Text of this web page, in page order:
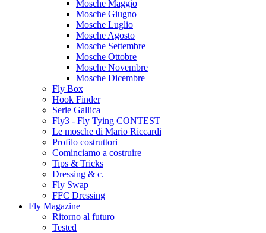
Mosche Maggio
Mosche Giugno
Mosche Luglio
Mosche Agosto
Mosche Settembre
Mosche Ottobre
Mosche Novembre
Mosche Dicembre
Fly Box
Hook Finder
Serie Gallica
Fly3 - Fly Tying CONTEST
Le mosche di Mario Riccardi
Profilo costruttori
Cominciamo a costruire
Tips & Tricks
Dressing & c.
Fly Swap
FFC Dressing
Fly Magazine
Ritorno al futuro
Tested